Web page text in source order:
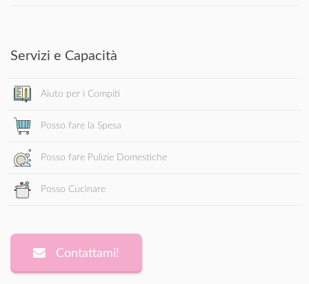
Servizi e Capacità
Aiuto per i Compiti
Posso fare la Spesa
Posso fare Pulizie Domestiche
Posso Cucinare
Contattami!